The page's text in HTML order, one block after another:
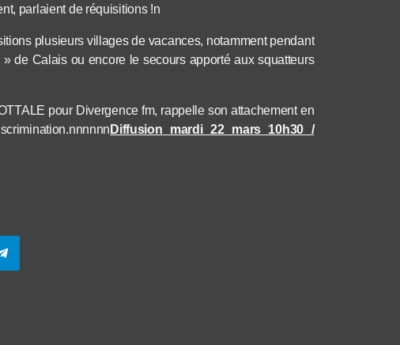
parlaient de réquisitions !n
plusieurs villages de vacances, notamment pendant
de Calais ou encore le secours apporté aux squatteurs
pour Divergence fm, rappelle son attachement en
Diffusion mardi 22 mars 10h30 /